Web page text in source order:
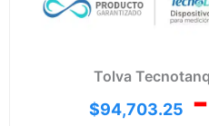
Tolva
$94,703.25 -